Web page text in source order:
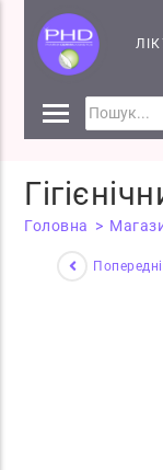
КОСМЕЦЕВТИКИ
СЕМІНАРИ
Головна >